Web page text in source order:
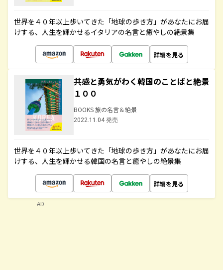
世界を４０年以上歩いてきた「地球の歩き方」があなたにお届
けする、人生を輝かせるイタリアの名言と癒やしの絶景集
詳細を見る
共感と勇気がわく韓国のことばと絶景
１００
BOOKS 旅の名言＆絶景
2022.11.04 発売
世界を４０年以上歩いてきた「地球の歩き方」があなたにお届
けする、人生を輝かせる韓国の名言と癒やしの絶景集
詳細を見る
AD